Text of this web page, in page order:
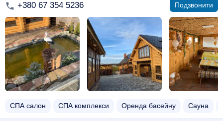
+380 67 354 5236 Подзвонити
СПА салон СПА комплекси Оренда басейну Сауна